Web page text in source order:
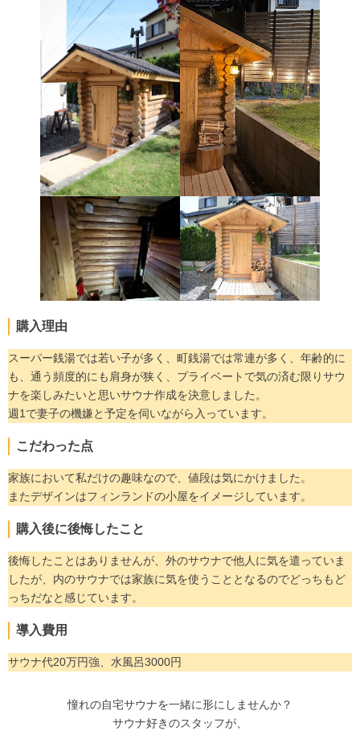
購入理由
スーパー銭湯では若い子が多く、町銭湯では常連が多く、年齢的に
も、通う頻度的にも肩身が狭く、プライベートで気の済む限りサウ
ナを楽しみたいと思いサウナ作成を決意しました。
週1で妻子の機嫌と予定を伺いながら入っています。
こだわった点
家族において私だけの趣味なので、値段は気にかけました。
またデザインはフィンランドの小屋をイメージしています。
購入後に後悔したこと
後悔したことはありませんが、外のサウナで他人に気を遣っていま
したが、内のサウナでは家族に気を使うこととなるのでどっちもど
っちだなと感じています。
導入費用
サウナ代20万円強、水風呂3000円
憧れの自宅サウナを一緒に形にしませんか？
サウナ好きのスタッフが、